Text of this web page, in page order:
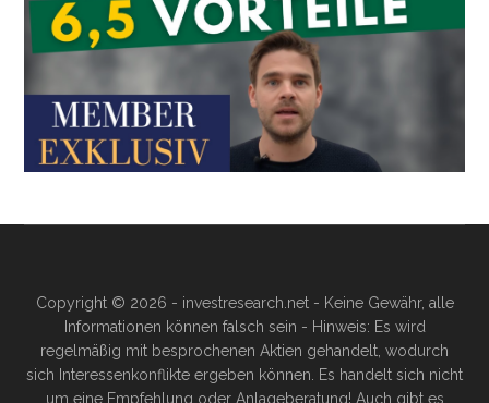
Copyright © 2026 - investresearch.net - Keine Gewähr, alle
Informationen können falsch sein - Hinweis: Es wird
regelmäßig mit besprochenen Aktien gehandelt, wodurch
sich Interessenkonflikte ergeben können. Es handelt sich nicht
um eine Empfehlung oder Anlageberatung! Auch gibt es